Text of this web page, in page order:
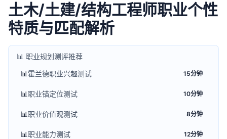
土木/土建/结构工程师职业个性
特质与匹配解析
📊 职业规划测评推荐
📊 霍兰德职业兴趣测试 15分钟
📊职业锚定位测试 10分钟
📊职业价值观测试 8分钟
📊职业能力测试 12分钟